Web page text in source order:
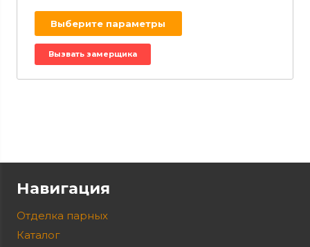
Выберите параметры
Вызвать замерщика
Навигация
Отделка парных
Каталог